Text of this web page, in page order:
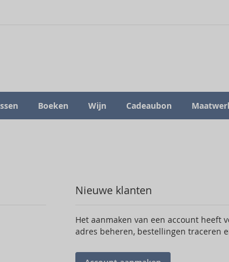
Boeken Wijn Cadeaubon
Nieuwe klanten
Het aanmaken van een account heeft
adres beheren, bestellingen traceren